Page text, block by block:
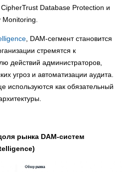
Database Protection и
, DAM-сегмент становится
стремятся к
действий администраторов,
угроз и автоматизации аудита.
используются как обязательный
рынка DAM-систем